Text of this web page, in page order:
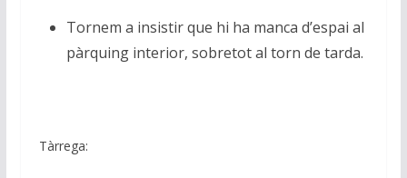
Tornem a insistir que hi ha manca d’espai al
pàrquing interior, sobretot al torn de tarda.
Tàrrega: